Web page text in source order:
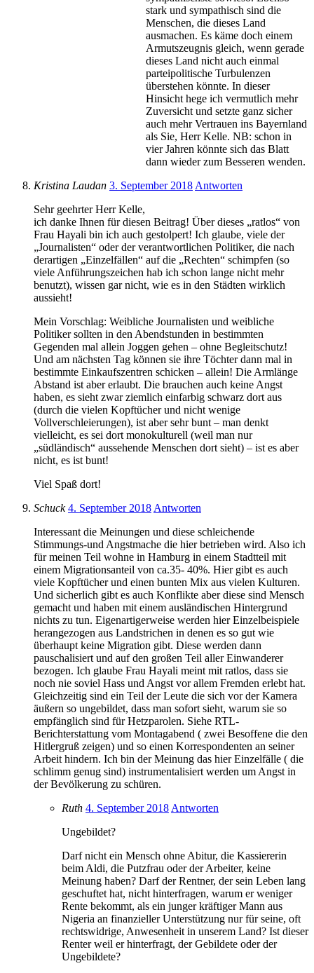
stark und sympathisch sind die
Menschen, die dieses Land
ausmachen. Es käme doch einem
Armutszeugnis gleich, wenn gerade
dieses Land nicht auch einmal
parteipolitische Turbulenzen
überstehen könnte. In dieser
Hinsicht hege ich vermutlich mehr
Zuversicht und setzte ganz sicher
auch mehr Vertrauen ins Bayernland
als Sie, Herr Kelle. NB: schon in
vier Jahren könnte sich das Blatt
dann wieder zum Besseren wenden.
Kristina Laudan 3. September 2018 Antworten
Sehr geehrter Herr Kelle,
ich danke Ihnen für diesen Beitrag! Über dieses „ratlos“ von
Frau Hayali bin ich auch gestolpert! Ich glaube, viele der
„Journalisten“ oder der verantwortlichen Politiker, die nach
derartigen „Einzelfällen“ auf die „Rechten“ schimpfen (so
viele Anführungszeichen hab ich schon lange nicht mehr
benutzt), wissen gar nicht, wie es in den Städten wirklich
aussieht!
Mein Vorschlag: Weibliche Journalisten und weibliche
Politiker sollten in den Abendstunden in bestimmten
Gegenden mal allein Joggen gehen – ohne Begleitschutz!
Und am nächsten Tag können sie ihre Töchter dann mal in
bestimmte Einkaufszentren schicken – allein! Die Armlänge
Abstand ist aber erlaubt. Die brauchen auch keine Angst
haben, es sieht zwar ziemlich einfarbig schwarz dort aus
(durch die vielen Kopftücher und nicht wenige
Vollverschleierungen), ist aber sehr bunt – man denkt
vielleicht, es sei dort monokulturell (weil man nur
„südländisch“ aussehende Menschen dort sieht) – ist es aber
nicht, es ist bunt!
Viel Spaß dort!
Schuck 4. September 2018 Antworten
Interessant die Meinungen und diese schleichende
Stimmungs-und Angstmache die hier betrieben wird. Also ich
für meinen Teil wohne in Hamburg in einem Stadtteil mit
einem Migrationsanteil von ca.35- 40%. Hier gibt es auch
viele Kopftücher und einen bunten Mix aus vielen Kulturen.
Und sicherlich gibt es auch Konflikte aber diese sind Mensch
gemacht und haben mit einem ausländischen Hintergrund
nichts zu tun. Eigenartigerweise werden hier Einzelbeispiele
herangezogen aus Landstrichen in denen es so gut wie
überhaupt keine Migration gibt. Diese werden dann
pauschalisiert und auf den großen Teil aller Einwanderer
bezogen. Ich glaube Frau Hayali meint mit ratlos, dass sie
noch nie soviel Hass und Angst vor allem Fremden erlebt hat.
Gleichzeitig sind ein Teil der Leute die sich vor der Kamera
äußern so ungebildet, dass man sofort sieht, warum sie so
empfänglich sind für Hetzparolen. Siehe RTL-
Berichterstattung vom Montagabend ( zwei Besoffene die den
Hitlergruß zeigen) und so einen Korrespondenten an seiner
Arbeit hindern. Ich bin der Meinung das hier Einzelfälle ( die
schlimm genug sind) instrumentalisiert werden um Angst in
der Bevölkerung zu schüren.
Ruth 4. September 2018 Antworten
Ungebildet?
Darf nicht ein Mensch ohne Abitur, die Kassiererin
beim Aldi, die Putzfrau oder der Arbeiter, keine
Meinung haben? Darf der Rentner, der sein Leben lang
geschuftet hat, nicht hinterfragen, warum er weniger
Rente bekommt, als ein junger kräftiger Mann aus
Nigeria an finanzieller Unterstützung nur für seine, oft
rechtswidrige, Anwesenheit in unserem Land? Ist dieser
Renter weil er hinterfragt, der Gebildete oder der
Ungebildete?